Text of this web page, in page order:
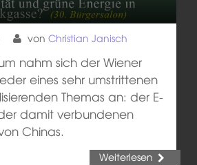
von Christian Janisch
nahm sich der Wiener
eines sehr umstrittenen
Themas an: der E-
damit verbundenen
Chinas.
Weiterlesen